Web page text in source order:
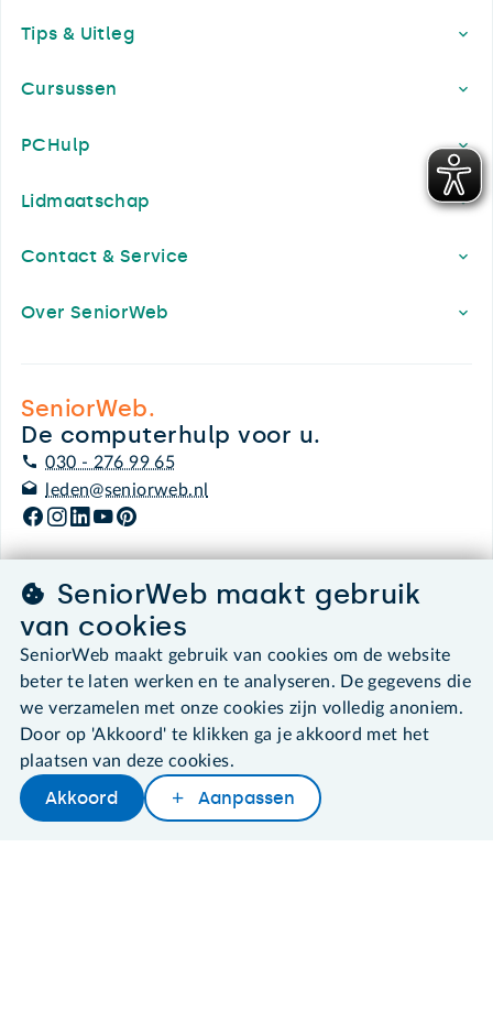
Later lezen Delen Woordenboek
Tips & Uitleg
Cursussen
PCHulp
Lidmaatschap
Contact & Service
Over SeniorWeb
SeniorWeb.
De computerhulp voor u.
030 - 276 99 65
leden@seniorweb.nl
©2026 SeniorWeb
Algemene voorwaarden
Cookies en cookie-instellingen
Disclaimer
Privacybeleid
About SeniorWeb
SeniorWeb maakt gebruik
van cookies
SeniorWeb maakt gebruik van cookies om de website
beter te laten werken en te analyseren. De gegevens die
we verzamelen met onze cookies zijn volledig anoniem.
Door op 'Akkoord' te klikken ga je akkoord met het
plaatsen van deze cookies.
Akkoord Aanpassen